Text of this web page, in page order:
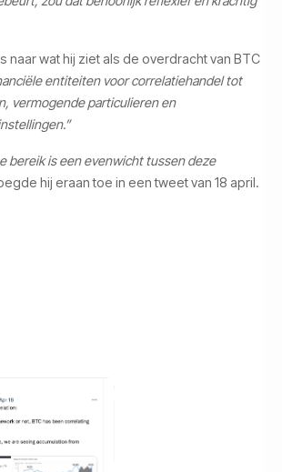
naar wat hij ziet als de overdracht van BTC
entiteiten voor correlatiehandel tot
vermogende particulieren en
bereik is een evenwicht tussen deze
hij eraan toe in een tweet van 18 april.